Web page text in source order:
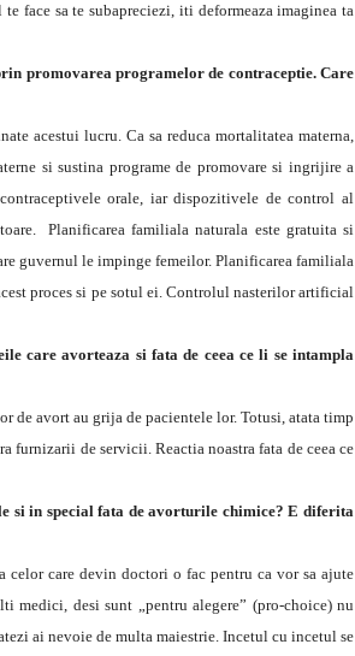
face sa te subapreciezi, iti deformeaza imaginea ta
promovarea programelor de contraceptie. Care
acestui lucru. Ca sa reduca mortalitatea materna,
si sustina programe de promovare si ingrijire a
orale, iar dispozitivele de control al
Planificarea familiala naturala este gratuita si
guvernul le impinge femeilor. Planificarea familiala
proces si pe sotul ei. Controlul nasterilor artificial
care avorteaza si fata de ceea ce li se intampla
de avort au grija de pacientele lor. Totusi, atata timp
furnizarii de servicii. Reactia noastra fata de ceea ce
si in special fata de avorturile chimice? E diferita
celor care devin doctori o fac pentru ca vor sa ajute
medici, desi sunt „pentru alegere” (pro-choice) nu
ai nevoie de multa maiestrie. Incetul cu incetul se